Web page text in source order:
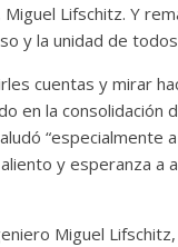
Lifschitz. Y
y la unidad de
cuentas y mirar
en la consolidación
“especialmente
y esperanza a
Miguel